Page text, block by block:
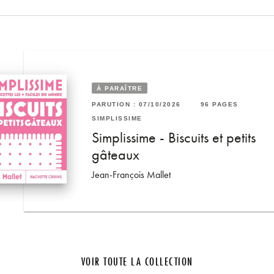
PAGES
et
: 06/05/2026
- Apéros
François Mallet
À PARAÎTRE
PARUTION : 07/10/2026 96 PAGES
SIMPLISSIME
Simplissime - Biscuits et petits
gâteaux
Jean-François Mallet
VOIR TOUTE LA COLLECTION